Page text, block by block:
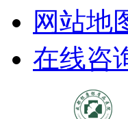
网站地
在线咨